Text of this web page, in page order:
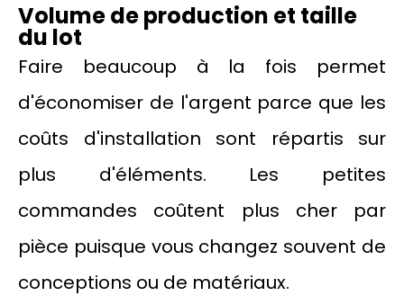
Volume de production et taille
du lot
Faire beaucoup à la fois permet
d'économiser de l'argent parce que les
coûts d'installation sont répartis sur
plus d'éléments. Les petites
commandes coûtent plus cher par
pièce puisque vous changez souvent de
conceptions ou de matériaux.